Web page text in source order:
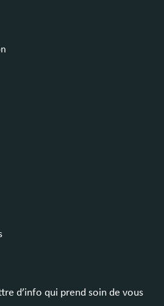
d’info qui prend soin de vous